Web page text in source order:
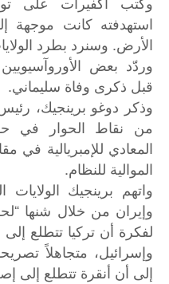
استهدفته كانت موجهة
الأرض. وسنرد بطرد
وردّد بعض
قبل ذكرى وفاة سليماني.
وذكر دوغو برينجيك،
من نقاط الحوار في
المعادي للإمبريالية في
الموالية للنظام.
واتهم برينجيك الولايات
وإيران من خلال شنها
لفكرة أن تركيا تتطلع
وإسرائيل، متجاهلاً
إلى أن أنقرة تتطلع إلى